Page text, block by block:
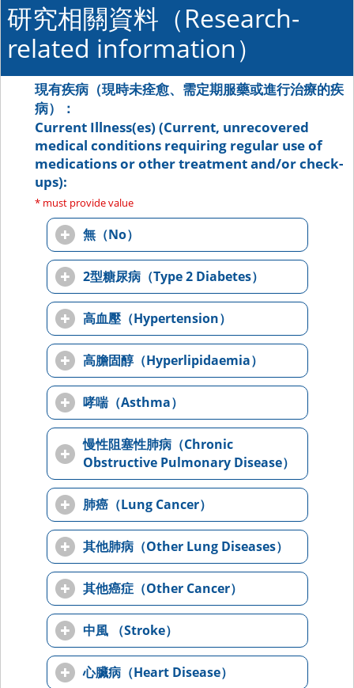
研究相關資料（Research-
related information）
現有疾病（現時未痊愈、需定期服藥或進行治療的疾
病）：
Current Illness(es) (Current, unrecovered
medical conditions requiring regular use of
medications or other treatment and/or check-
ups):
* must provide value
無（No）
2型糖尿病（Type 2 Diabetes）
高血壓（Hypertension）
高膽固醇（Hyperlipidaemia）
哮喘（Asthma）
慢性阻塞性肺病（Chronic
Obstructive Pulmonary Disease）
肺癌（Lung Cancer）
其他肺病（Other Lung Diseases）
其他癌症（Other Cancer）
中風 （Stroke）
心臟病（Heart Disease）